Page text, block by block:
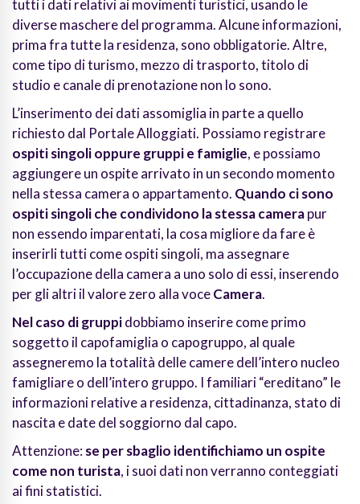
tutti i dati relativi ai movimenti turistici, usando le
diverse maschere del programma. Alcune informazioni,
prima fra tutte la residenza, sono obbligatorie. Altre,
come tipo di turismo, mezzo di trasporto, titolo di
studio e canale di prenotazione non lo sono.
L’inserimento dei dati assomiglia in parte a quello
richiesto dal Portale Alloggiati. Possiamo registrare
ospiti singoli oppure gruppi e famiglie, e possiamo
aggiungere un ospite arrivato in un secondo momento
nella stessa camera o appartamento. Quando ci sono
ospiti singoli che condividono la stessa camerapur
non essendo imparentati, la cosa migliore da fare è
inserirli tutti come ospiti singoli, ma assegnare
l’occupazione della camera a uno solo di essi, inserendo
per gli altri il valore zero alla voceCamera.
Nel caso di gruppidobbiamo inserire come primo
soggetto il capofamiglia o capogruppo, al quale
assegneremo la totalità delle camere dell’intero nucleo
famigliare o dell’intero gruppo. I familiari “ereditano” le
informazioni relative a residenza, cittadinanza, stato di
nascita e date del soggiorno dal capo.
Attenzione:se per sbaglio identifichiamo un ospite
come non turista, i suoi dati non verranno conteggiati
ai fini statistici.